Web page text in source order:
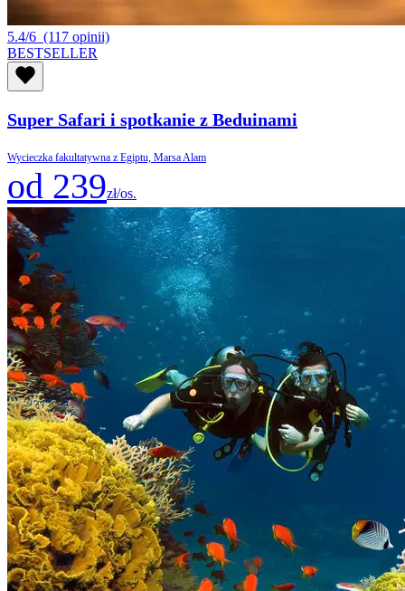
5.4/6 (117 opinii)
BESTSELLER
Super Safari i spotkanie z Beduinami
Wycieczka fakultatywna z Egiptu, Marsa Alam
od 239zł/os.